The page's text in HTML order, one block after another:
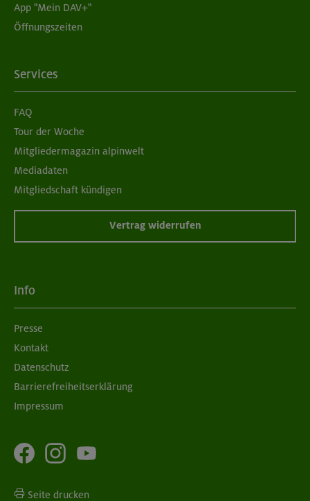
App "Mein DAV+"
Öffnungszeiten
Services
FAQ
Tour der Woche
Mitgliedermagazin alpinwelt
Mediadaten
Mitgliedschaft kündigen
Vertrag widerrufen
Info
Presse
Kontakt
Datenschutz
Barrierefreiheitserklärung
Impressum
Seite drucken